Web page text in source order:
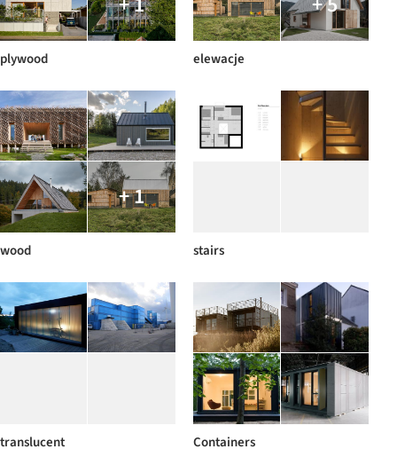
plywood elewacje
+ 1
wood stairs
translucent Containers